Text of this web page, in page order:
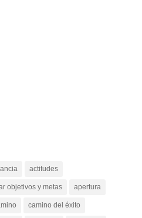
actitudes
objetivos y metas apertura
camino del éxito